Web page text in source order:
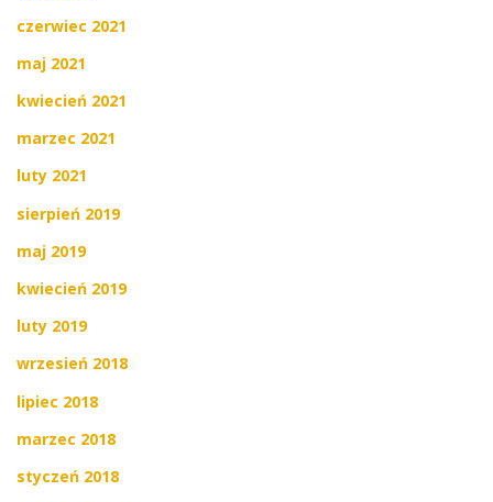
czerwiec 2021
maj 2021
kwiecień 2021
marzec 2021
luty 2021
sierpień 2019
maj 2019
kwiecień 2019
luty 2019
wrzesień 2018
lipiec 2018
marzec 2018
styczeń 2018